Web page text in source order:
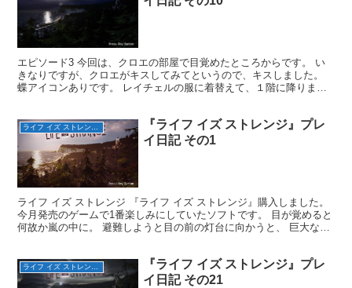
エピソード3 今回は、クロエの部屋で目覚めたところからです。 い
きなりですが、クロエがキスしてみてというので、キスしました。
蝶アイコンありです。 レイチェルの服に着替えて、１階に降りまし
ライフ イズ ストレンジ（完）
『ライフ イズ ストレンジ』プレ
イ日記 その1
ライフ イズ ストレンジ 『ライフ イズ ストレンジ』購入しました。
今月発売のゲームで1番楽しみにしていたソフトです。 目が覚めると
何故か嵐の中に。 避難しようと目の前の灯台に向かうと、 巨大な竜
ライフ イズ ストレンジ（完）
『ライフ イズ ストレンジ』プレ
イ日記 その21